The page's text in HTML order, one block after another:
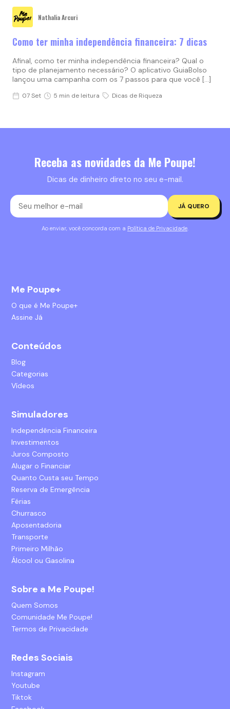
Nathalia Arcuri
Como ter minha independência financeira: 7 dicas
Afinal, como ter minha independência financeira? Qual o
tipo de planejamento necessário? O aplicativo GuiaBolso
lançou uma campanha com os 7 passos para que você […]
07 Set 5 min de leitura Dicas de Riqueza
Receba as novidades da Me Poupe!
Dicas de dinheiro direto no seu e-mail.
JÁ QUERO
Ao enviar, você concorda com a Política de Privacidade.
Me Poupe+
O que é Me Poupe+
Assine Já
Conteúdos
Blog
Categorias
Vídeos
Simuladores
Independência Financeira
Investimentos
Juros Composto
Alugar o Financiar
Quanto Custa seu Tempo
Reserva de Emergência
Férias
Churrasco
Aposentadoria
Transporte
Primeiro Milhão
Álcool ou Gasolina
Sobre a Me Poupe!
Quem Somos
Comunidade Me Poupe!
Termos de Privacidade
Redes Sociais
Instagram
Youtube
Tiktok